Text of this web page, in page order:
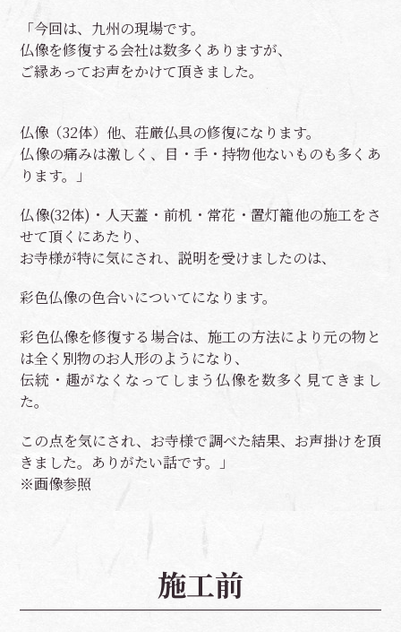
「今回は、九州の現場です。
仏像を修復する会社は数多くありますが、
ご縁あってお声をかけて頂きました。
仏像（32体）他、荘厳仏具の修復になります。
仏像の痛みは激しく、目・手・持物他ないものも多くあ
ります。」
仏像(32体)・人天蓋・前机・常花・置灯籠他の施工をさ
せて頂くにあたり、
お寺様が特に気にされ、説明を受けましたのは、
彩色仏像の色合いについてになります。
彩色仏像を修復する場合は、施工の方法により元の物と
は全く別物のお人形のようになり、
伝統・趣がなくなってしまう仏像を数多く見てきまし
た。
この点を気にされ、お寺様で調べた結果、お声掛けを頂
きました。ありがたい話です。」
※画像参照
施工前